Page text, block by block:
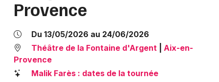
Manifestations
Spectacles
Marseille
Mulhouse
Montpellier
Nantes
Provence
Du 13/05/2026 au 24/06/2026
Théâtre de la Fontaine d'Argent
Aix-en-
Provence
Malik Farès : dates de la tournée